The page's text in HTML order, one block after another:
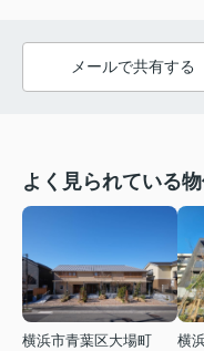
メールで共有する
よく見られている
横浜市青葉区大場町